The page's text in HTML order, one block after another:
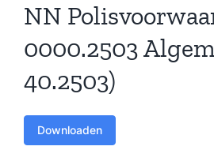
NN
0000.2503
40.2503)
Downloaden